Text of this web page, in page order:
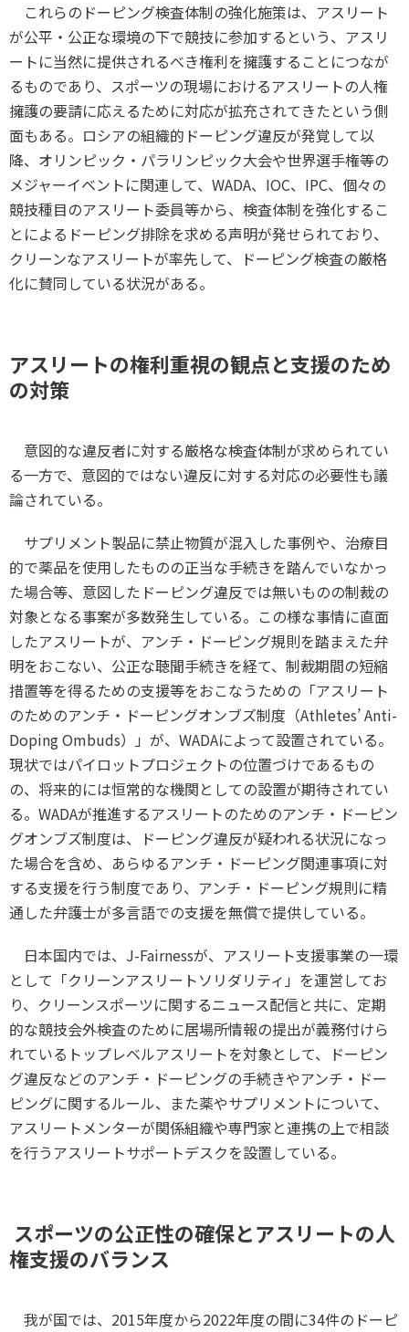
これらのドーピング検査体制の強化施策は、アスリート
が公平・公正な環境の下で競技に参加するという、アスリ
ートに当然に提供されるべき権利を擁護することにつなが
るものであり、スポーツの現場におけるアスリートの人権
擁護の要請に応えるために対応が拡充されてきたという側
面もある。ロシアの組織的ドーピング違反が発覚して以
降、オリンピック・パラリンピック大会や世界選手権等の
メジャーイベントに関連して、 WADA、 IOC、 IPC、個々の
競技種目のアスリート委員等から、検査体制を強化するこ
とによるドーピング排除を求める声明が発せられており、
クリーンなアスリートが率先して、ドーピング検査の厳格
化に賛同している状況がある。
アスリートの権利重視の観点と支援のため
の対策
意図的な違反者に対する厳格な検査体制が求められてい
る一方で、意図的ではない違反に対する対応の必要性も議
論されている。
サプリメント製品に禁止物質が混入した事例や、治療目
的で薬品を使用したものの正当な手続きを踏んでいなかっ
た場合等、意図したドーピング違反では無いものの制裁の
対象となる事案が多数発生している。この様な事情に直面
したアスリートが、アンチ・ドーピング規則を踏まえた弁
明をおこない、公正な聴聞手続きを経て、制裁期間の短縮
措置等を得るための支援等をおこなうための「アスリート
のためのアンチ・ドーピングオンブズ制度（Athletes’ Anti-
Doping Ombuds）」が、 WADAによって設置されている。
現状ではパイロットプロジェクトの位置づけであるもの
の、将来的には恒常的な機関としての設置が期待されてい
る。 WADAが推進するアスリートのためのアンチ・ドーピン
グオンブズ制度は、ドーピング違反が疑われる状況になっ
た場合を含め、あらゆるアンチ・ドーピング関連事項に対
する支援を行う制度であり、アンチ・ドーピング規則に精
通した弁護士が多言語での支援を無償で提供している。
日本国内では、 J-Fairnessが、アスリート支援事業の一環
として「クリーンアスリートソリダリティ」を運営してお
り、クリーンスポーツに関するニュース配信と共に、定期
的な競技会外検査のために居場所情報の提出が義務付けら
れているトップレベルアスリートを対象として、ドーピン
グ違反などのアンチ・ドーピングの手続きやアンチ・ドー
ピングに関するルール、また薬やサプリメントについて、
アスリートメンターが関係組織や専門家と連携の上で相談
を行うアスリートサポートデスクを設置している。
スポーツの公正性の確保とアスリートの人
権支援のバランス
我が国では、 2015年度から2022年度の間に34件のドーピ